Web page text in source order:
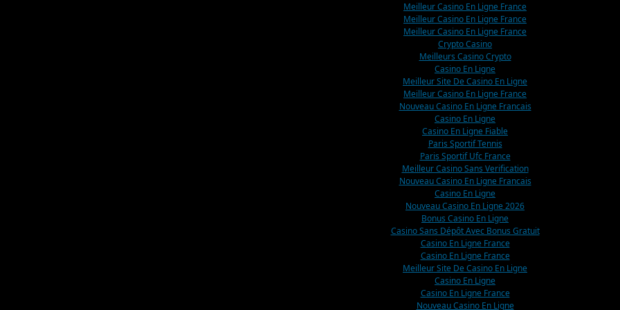
Meilleur Casino En Ligne France
Meilleur Casino En Ligne France
Meilleur Casino En Ligne France
Crypto Casino
Meilleurs Casino Crypto
Casino En Ligne
Meilleur Site De Casino En Ligne
Meilleur Casino En Ligne France
Nouveau Casino En Ligne Francais
Casino En Ligne
Casino En Ligne Fiable
Paris Sportif Tennis
Paris Sportif Ufc France
Meilleur Casino Sans Verification
Nouveau Casino En Ligne Francais
Casino En Ligne
Nouveau Casino En Ligne 2026
Bonus Casino En Ligne
Casino Sans Dépôt Avec Bonus Gratuit
Casino En Ligne France
Casino En Ligne France
Meilleur Site De Casino En Ligne
Casino En Ligne
Casino En Ligne France
Nouveau Casino En Ligne